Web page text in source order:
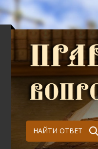
НАЙТИ ОТВЕТ